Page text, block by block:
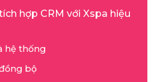
hợp CRM với Xspa hiệu
hệ thống
bộ